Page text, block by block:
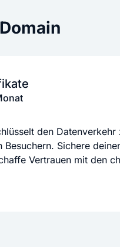
den Datenverkehr
Sichere
Vertrauen mit den